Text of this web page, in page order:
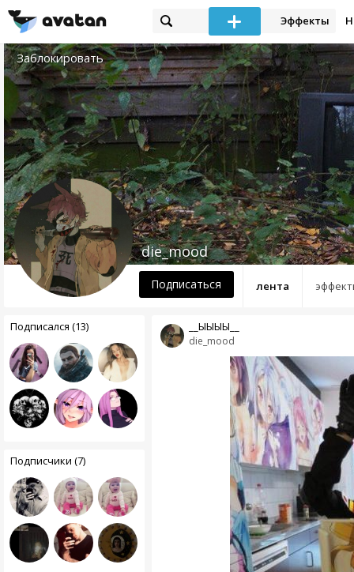
Эффекты
Заблокировать
лента
die_mood
Подписаться
Подписался (13)
Подписчики (7)
die_mood
__ЫЫЫЫ__